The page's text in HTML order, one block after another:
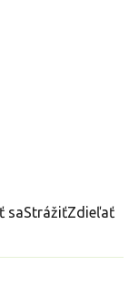
saStrážiťZdieľať